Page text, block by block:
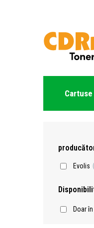
Evolis
Doar